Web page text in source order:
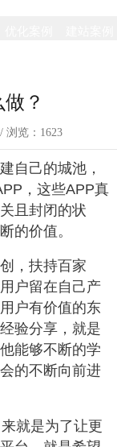
？
览： 1623
自己的城池，
，这些APP真
且封闭的状
的价值。
，扶持百家
户留在自己产
户有价值的东
验分享，就是
能够不断的学
的不断向前进
就是为了让更